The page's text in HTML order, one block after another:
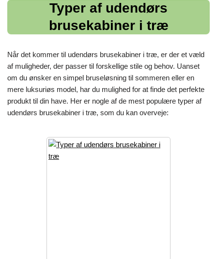
Typer af udendørs
brusekabiner i træ
Når det kommer til udendørs brusekabiner i træ, er der et væld
af muligheder, der passer til forskellige stile og behov. Uanset
om du ønsker en simpel bruseløsning til sommeren eller en
mere luksuriøs model, har du mulighed for at finde det perfekte
produkt til din have. Her er nogle af de mest populære typer af
udendørs brusekabiner i træ, som du kan overveje: